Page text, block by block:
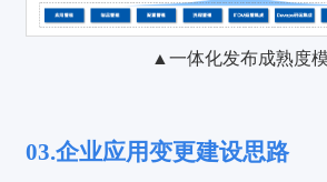
▲一体化发布成熟度
03.企业应用变更建设思路